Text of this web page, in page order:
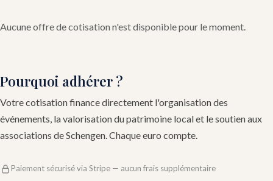
Aucune offre de cotisation n'est disponible pour le moment.
Pourquoi adhérer ?
Votre cotisation finance directement l'organisation des
événements, la valorisation du patrimoine local et le soutien aux
associations de Schengen. Chaque euro compte.
Paiement sécurisé via Stripe — aucun frais supplémentaire